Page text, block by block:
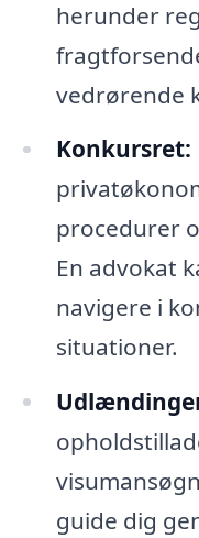
herunder
vedrørende
Konkursret:
procedurer
En advokat
navigere i
situationer.
guide dig